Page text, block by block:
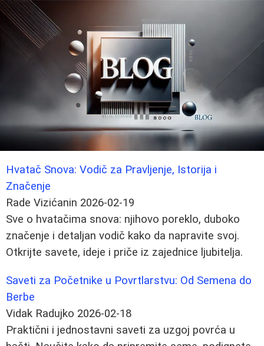
Hvatač Snova: Vodič za Pravljenje, Istorija i
Značenje
Rade Vizićanin 2026-02-19
Sve o hvatačima snova: njihovo poreklo, duboko
značenje i detaljan vodič kako da napravite svoj.
Otkrijte savete, ideje i priče iz zajednice ljubitelja.
Saveti za Početnike u Povrtlarstvu: Od Semena do
Berbe
Vidak Radujko 2026-02-18
Praktični i jednostavni saveti za uzgoj povrća u